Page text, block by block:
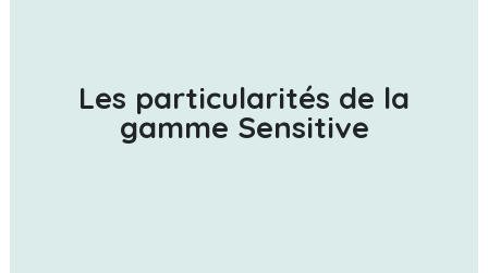
Les particularités de la
gamme Sensitive